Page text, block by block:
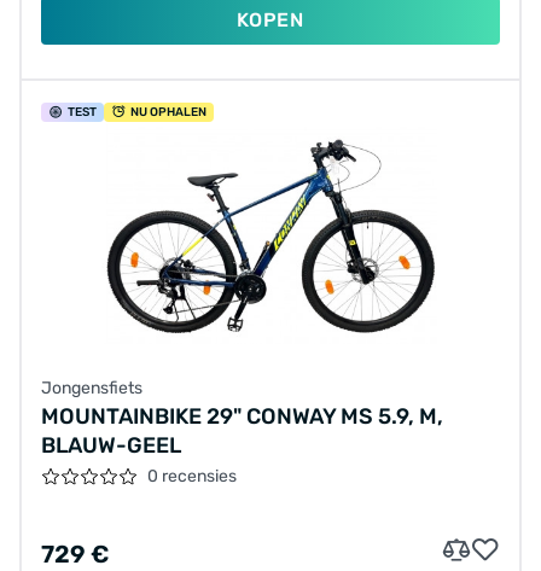
KOPEN
TEST NU OPHALEN
Jongensfiets
MOUNTAINBIKE 29" CONWAY MS 5.9, M,
BLAUW-GEEL
0 recensies
729 €